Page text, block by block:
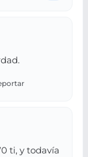
ti, y todavía